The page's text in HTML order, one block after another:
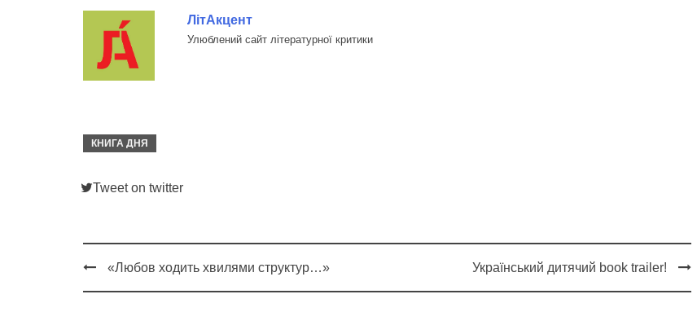
ЛітАкцент
Улюблений сайт літературної критики
КНИГА ДНЯ
Tweet on twitter
Post
«Любов ходить хвилями структур…» Український дитячий book trailer!